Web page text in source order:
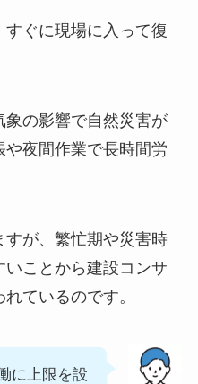
ぐに現場に入って復
の影響で自然災害が
夜間作業で長時間労
が、繁忙期や災害時
ことから建設コンサ
ているのです。
に上限を設